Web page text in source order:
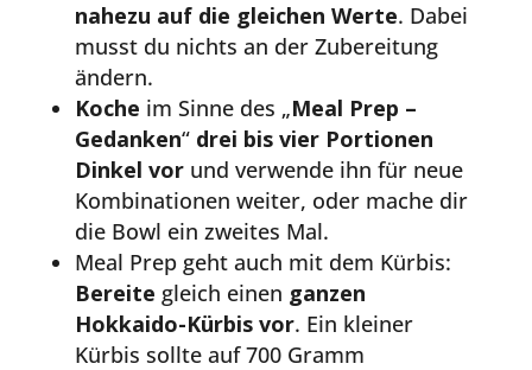
nahezu auf die gleichen Werte. Dabei
musst du nichts an der Zubereitung
ändern.
Koche im Sinne des „Meal Prep –
Gedanken“ drei bis vier Portionen
Dinkel vorund verwende ihn für neue
Kombinationen weiter, oder mache dir
die Bowl ein zweites Mal.
Meal Prep geht auch mit dem Kürbis:
Bereite gleich einen ganzen
Hokkaido-Kürbis vor. Ein kleiner
Kürbis sollte auf 700 Gramm